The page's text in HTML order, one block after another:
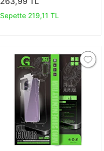
Ekran Koruyucu T20
Sepette 219,11 TL